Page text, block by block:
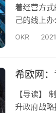
着经营方
己的线上
日，The
班四到五
OKR
希欧网
【导读】
升政府战